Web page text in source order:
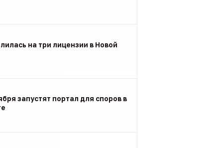
на три лицензии в Новой
запустят портал для споров в